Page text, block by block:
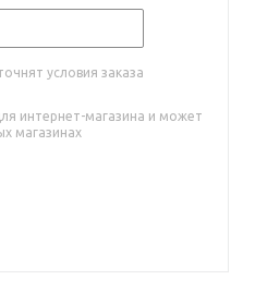
условия заказа
интернет-магазина и может
магазинах